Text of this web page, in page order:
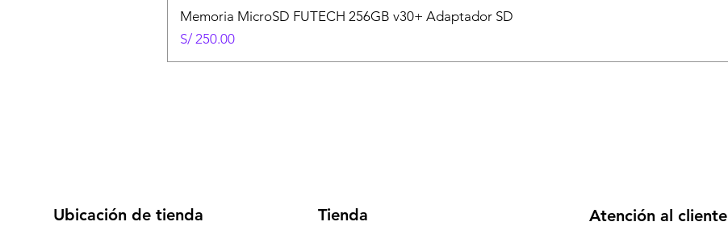
Memoria MicroSD FUTECH 256GB v30+ Adaptador SD
Precio
S/ 250.00
Ubicación de tienda Tienda Atención al cliente